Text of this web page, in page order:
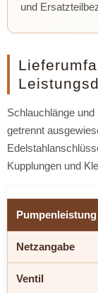
und
Schlauchlänge
getrennt
Kupplungen und
Pumpenleistung
Netzangabe
Ventil